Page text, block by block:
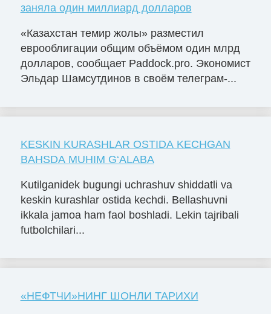
заняла один миллиард долларов
«Казахстан темир жолы» разместил
еврооблигации общим объёмом один млрд
долларов, сообщает Paddock.pro. Экономист
Эльдар Шамсутдинов в своём телеграм-...
KESKIN KURASHLAR OSTIDA KECHGAN
BAHSDA MUHIM G‘ALABA
Kutilganidek bugungi uchrashuv shiddatli va
keskin kurashlar ostida kechdi. Bellashuvni
ikkala jamoa ham faol boshladi. Lekin tajribali
futbolchilari...
«НЕФТЧИ»НИНГ ШОНЛИ ТАРИХИ